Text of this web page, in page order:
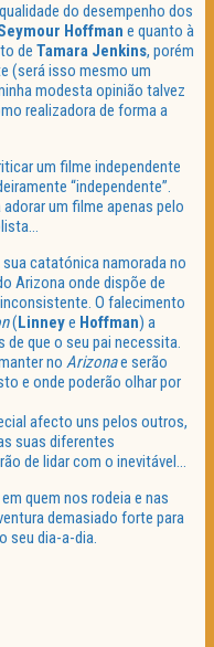
do desempenho dos
Hoffman e quanto à
de Tamara Jenkins, porém
(será isso mesmo um
modesta opinião talvez
realizadora de forma a
um filme independente
“independente”.
um filme apenas pelo
sua catatónica namorada no
Arizona onde dispõe de
O falecimento
(Linneye Hoffman) a
de que o seu pai necessita.
no Arizonae serão
e onde poderão olhar por
afecto uns pelos outros,
suas diferentes
de lidar com o inevitável…
quem nos rodeia e nas
demasiado forte para
seu dia-a-dia.